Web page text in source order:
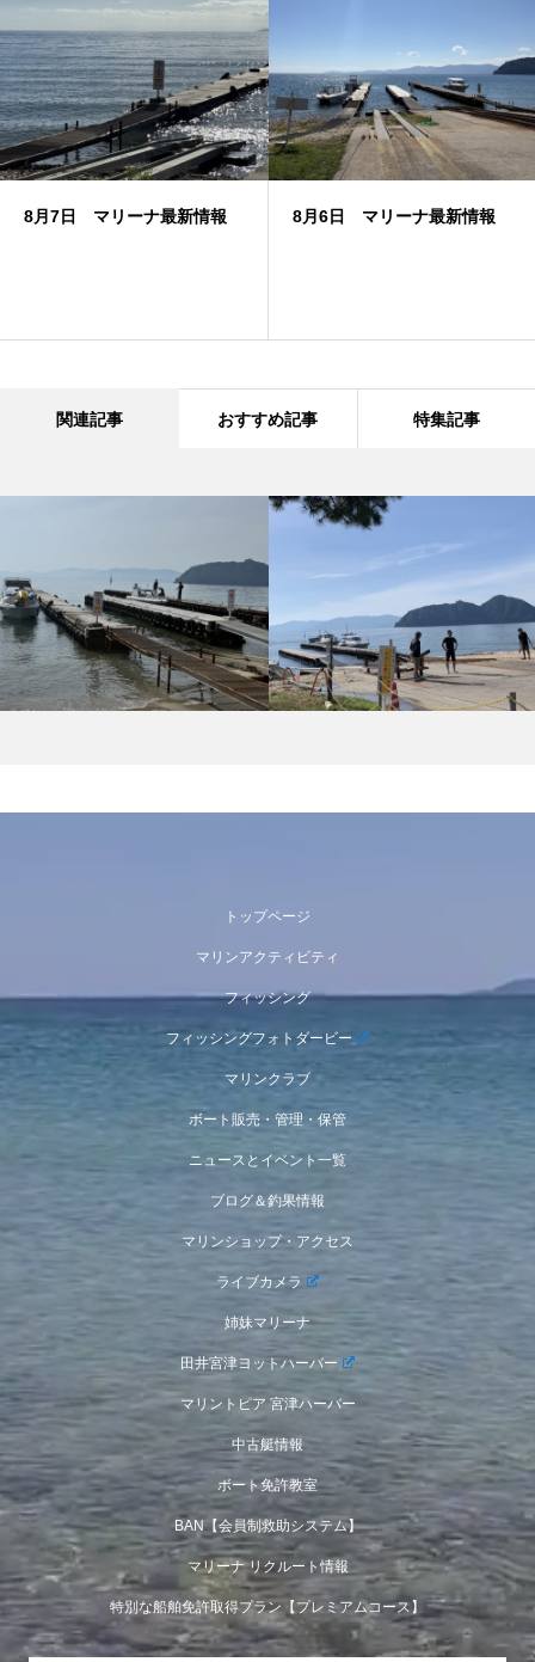
8月7日 マリーナ最新情報 8月6日 マリーナ最新情報
関連記事 おすすめ記事 特集記事
トップページ
マリンアクティビティ
フィッシング
フィッシングフォトダービー
マリンクラブ
ボート販売・管理・保管
ニュースとイベント一覧
ブログ＆釣果情報
マリンショップ・アクセス
ライブカメラ
姉妹マリーナ
田井宮津ヨットハーバー
マリントピア 宮津ハーバー
中古艇情報
ボート免許教室
BAN【会員制救助システム】
マリーナ リクルート情報
特別な船舶免許取得プラン【プレミアムコース】